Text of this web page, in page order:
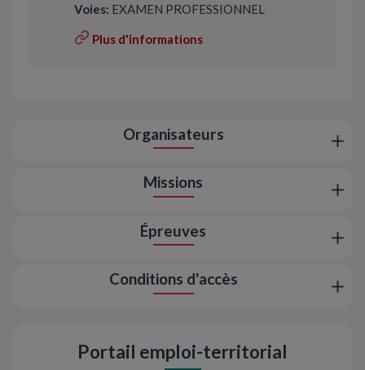
Voies: EXAMEN PROFESSIONNEL
Plus d'informations
Organisateurs
Missions
Épreuves
Conditions d'accès
Portail emploi-territorial